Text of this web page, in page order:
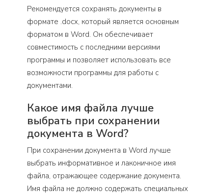
Рекомендуется сохранять документы в
формате .docx, который является основным
форматом в Word. Он обеспечивает
совместимость с последними версиями
программы и позволяет использовать все
возможности программы для работы с
документами.
Какое имя файла лучше
выбрать при сохранении
документа в Word?
При сохранении документа в Word лучше
выбрать информативное и лаконичное имя
файла, отражающее содержание документа.
Имя файла не должно содержать специальных